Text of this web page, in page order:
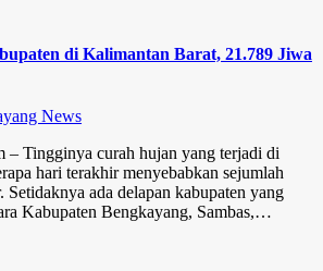
di Kalimantan Barat, 21.789 Jiwa
News
– Tingginya curah hujan yang terjadi di
hari terakhir menyebabkan sejumlah
Setidaknya ada delapan kabupaten yang
Kabupaten Bengkayang, Sambas,…